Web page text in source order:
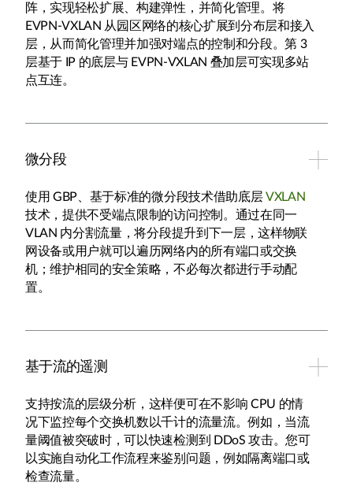
阵，实现轻松扩展、构建弹性，并简化管理。将
EVPN-VXLAN 从园区网络的核心扩展到分布层和接入
层，从而简化管理并加强对端点的控制和分段。第 3
层基于 IP 的底层与 EVPN-VXLAN 叠加层可实现多站
点互连。
微分段
使用 GBP、基于标准的微分段技术借助底层VXLAN
技术，提供不受端点限制的访问控制。通过在同一
VLAN 内分割流量，将分段提升到下一层，这样物联
网设备或用户就可以遍历网络内的所有端口或交换
机；维护相同的安全策略，不必每次都进行手动配
置。
基于流的遥测
支持按流的层级分析，这样便可在不影响 CPU 的情
况下监控每个交换机数以千计的流量流。例如，当流
量阈值被突破时，可以快速检测到 DDoS 攻击。您可
以实施自动化工作流程来鉴别问题，例如隔离端口或
检查流量。